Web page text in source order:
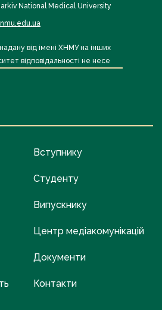
National Medical University
від імені ХНМУ на інших
відповідальності не несе
Вступнику
Студенту
Випускнику
Центр медіакомунікацій
Документи
Контакти